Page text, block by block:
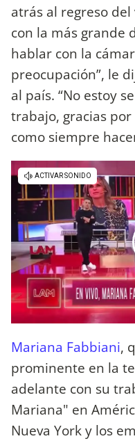
atrás al regreso
con la más grande
hablar con la
preocupación”, le
al país. “No estoy
trabajo, gracias
como siempre
Mariana Fabbiani,
prominente en la
adelante con su
Mariana" en
Nueva York y los